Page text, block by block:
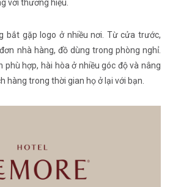
với thương hiệu.
bắt gặp logo ở nhiều nơi. Từ cửa trước,
nhà hàng, đồ dùng trong phòng nghỉ.
phù hợp, hài hòa ở nhiều góc độ và nâng
hàng trong thời gian họ ở lại với bạn.